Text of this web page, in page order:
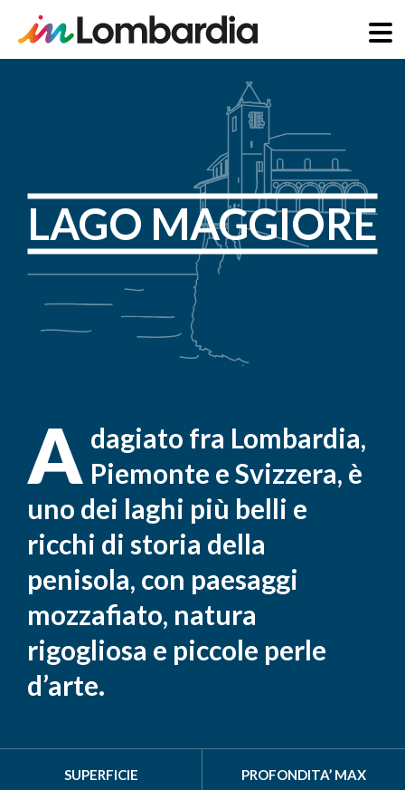
A dagiato fra Lombardia,
Piemonte e Svizzera, è
uno dei laghi più belli e
ricchi di storia della
penisola, con paesaggi
mozzafiato, natura
rigogliosa e piccole perle
d’arte.
LAGO MAGGIORE
SUPERFICIE PROFONDITA’ MAX